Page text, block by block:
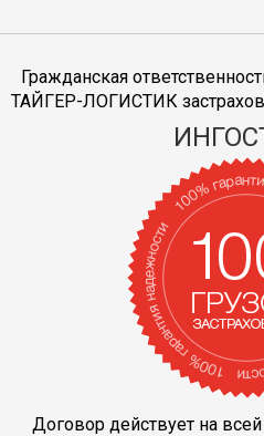
Гражданская
ТАЙГЕР-ЛОГИСТИК
Договор действует на